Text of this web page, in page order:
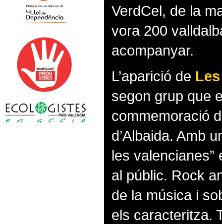
VerdCel, de la
vora 200
acompanyar.
L’aparició de
segon grup que
commemoració
d’Albaida. Amb
les
al públic. Rock
de la música i
els caracteritza.